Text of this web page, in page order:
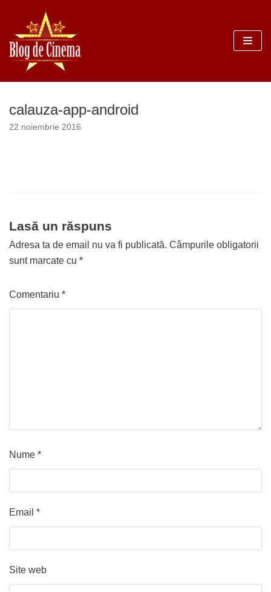
Sari
la
conținut
calauza-app-android
22 noiembrie 2016
Lasă un răspuns
Adresa ta de email nu va fi publicată. Câmpurile obligatorii
sunt marcate cu *
Comentariu *
Nume *
Email *
Site web